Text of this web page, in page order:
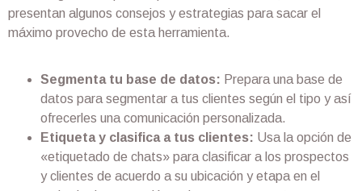
presentan algunos consejos y estrategias para sacar el
máximo provecho de esta herramienta.
Segmenta tu base de datos: Prepara una base de
datos para segmentar a tus clientes según el tipo y así
ofrecerles una comunicación personalizada.
Etiqueta y clasifica a tus clientes: Usa la opción de
«etiquetado de chats» para clasificar a los prospectos
y clientes de acuerdo a su ubicación y etapa en el